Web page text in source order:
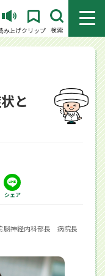
み上げクリップ 検索 メニ
と
LINEで
シェア
脳神経内科部長 病院長